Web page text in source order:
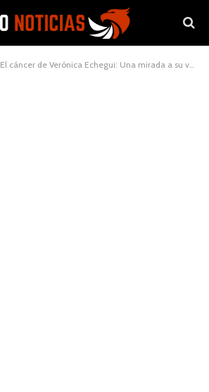
El cáncer de Verónica Echegui: Una mirada a su valiente batalla